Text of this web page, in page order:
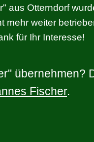
aus Otterndorf
mehr weiter
für Ihr Interesse!
übernehmen?
Fischer.